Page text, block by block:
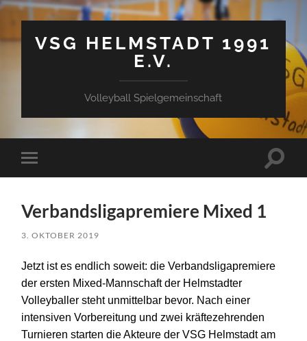
VSG HELMSTADT 1991
E.V.
Volleyball Spielgemeinschaft
Mobile-
Menü
Verbandsligapremiere Mixed 1
3. OKTOBER 2019
Jetzt ist esendlichsoweit:die Verbandsligapremiere
der ersten Mixed-Mannschaft der Helmstadter
Volleyballer steht unmittelbar bevor. Nach einer
intensiven Vorbereitung und zwei kräftezehrenden
Turnieren starten die Akteure der VSG Helmstadt am